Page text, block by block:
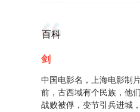
百科
剑
中国电影名，上海电影制
前，古西域有个民族，他
战败被俘，变节引兵进城